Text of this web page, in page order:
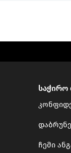
საჭირო
ჩემი